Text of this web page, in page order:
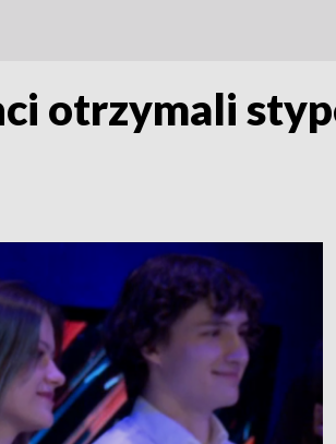
otrzymali